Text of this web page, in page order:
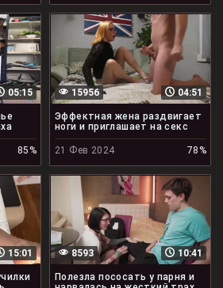
05:15
85%
04:51
15956
Эффектная жена раздвигает
ноги и приглашает на секс
21 Фев 2024 78%
15:01 10:41
8593
Полезла пососать у парня и